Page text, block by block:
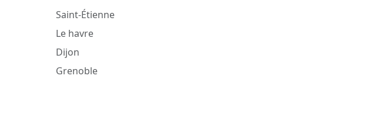
Saint-Étienne
Le havre
Dijon
Grenoble